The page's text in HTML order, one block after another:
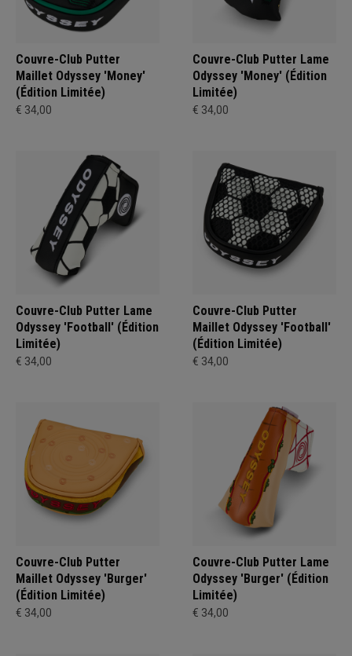
Couvre-Club Putter
Maillet Odyssey 'Money'
(Édition Limitée)
€ 34,00
Couvre-Club Putter Lame
Odyssey 'Money' (Édition
Limitée)
€ 34,00
Couvre-Club Putter Lame
Odyssey 'Football' (Édition
Limitée)
€ 34,00
Couvre-Club Putter
Maillet Odyssey 'Football'
(Édition Limitée)
€ 34,00
Couvre-Club Putter
Maillet Odyssey 'Burger'
(Édition Limitée)
€ 34,00
Couvre-Club Putter Lame
Odyssey 'Burger' (Édition
Limitée)
€ 34,00